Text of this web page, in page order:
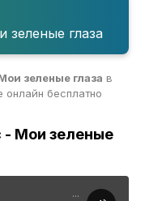
зеленые глаза
зеленые глаза в
онлайн бесплатно
- Мои зеленые
...